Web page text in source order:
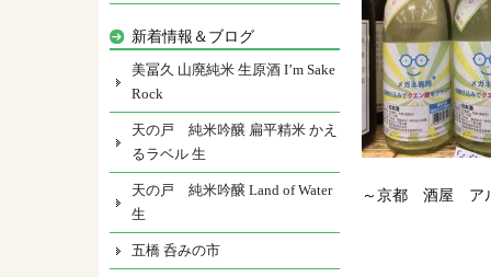
～京都 酒屋 ア
新着情報＆ブログ
美冨久 山廃純米 生原酒 I’m Sake
Rock
天の戸 純米吟醸 扁平精米 かえ
るラベル 生
天の戸 純米吟醸 Land of Water
生
五橋 呑みの市